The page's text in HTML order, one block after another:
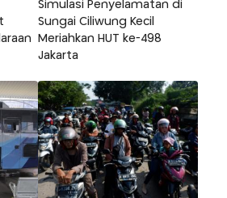
Simulasi Penyelamatan di
Sungai Ciliwung Kecil
Meriahkan HUT ke-498
Jakarta